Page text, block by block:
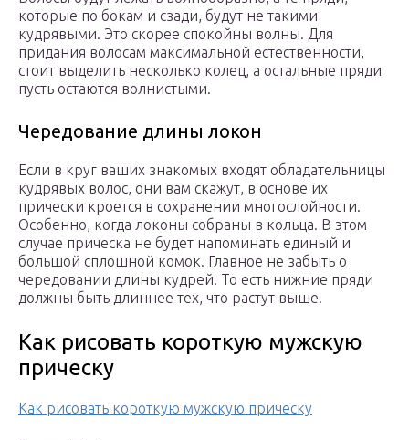
которые по бокам и сзади, будут не такими
кудрявыми. Это скорее спокойны волны. Для
придания волосам максимальной естественности,
стоит выделить несколько колец, а остальные пряди
пусть остаются волнистыми.
Чередование длины локон
Если в круг ваших знакомых входят обладательницы
кудрявых волос, они вам скажут, в основе их
прически кроется в сохранении многослойности.
Особенно, когда локоны собраны в кольца. В этом
случае прическа не будет напоминать единый и
большой сплошной комок. Главное не забыть о
чередовании длины кудрей. То есть нижние пряди
должны быть длиннее тех, что растут выше.
Как рисовать короткую мужскую
прическу
Как рисовать короткую мужскую прическу